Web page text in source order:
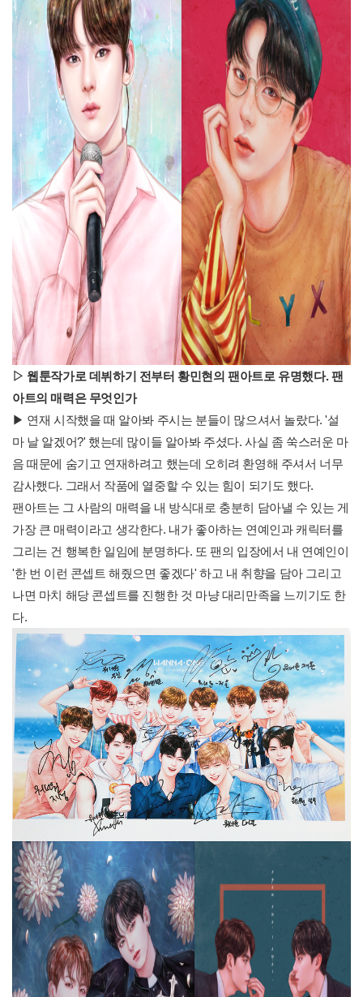
▷ 웹툰작가로 데뷔하기 전부터 황민현의 팬아트로 유명했다.팬
아트의 매력은 무엇인가
▶ 연재 시작했을 때 알아봐 주시는 분들이 많으셔서 놀랐다. '설
마 날 알겠어?' 했는데 많이들 알아봐 주셨다. 사실 좀 쑥스러운 마
음 때문에 숨기고 연재하려고 했는데 오히려 환영해 주셔서 너무
감사했다. 그래서 작품에 열중할 수 있는 힘이 되기도 했다.
팬아트는 그 사람의 매력을 내 방식대로 충분히 담아낼 수 있는 게
가장 큰 매력이라고 생각한다. 내가 좋아하는 연예인과 캐릭터를
그리는 건 행복한 일임에 분명하다. 또 팬의 입장에서 내 연예인이
'한 번 이런 콘셉트 해줬으면 좋겠다' 하고 내 취향을 담아 그리고
나면 마치 해당 콘셉트를 진행한 것 마냥 대리만족을 느끼기도 한
다.